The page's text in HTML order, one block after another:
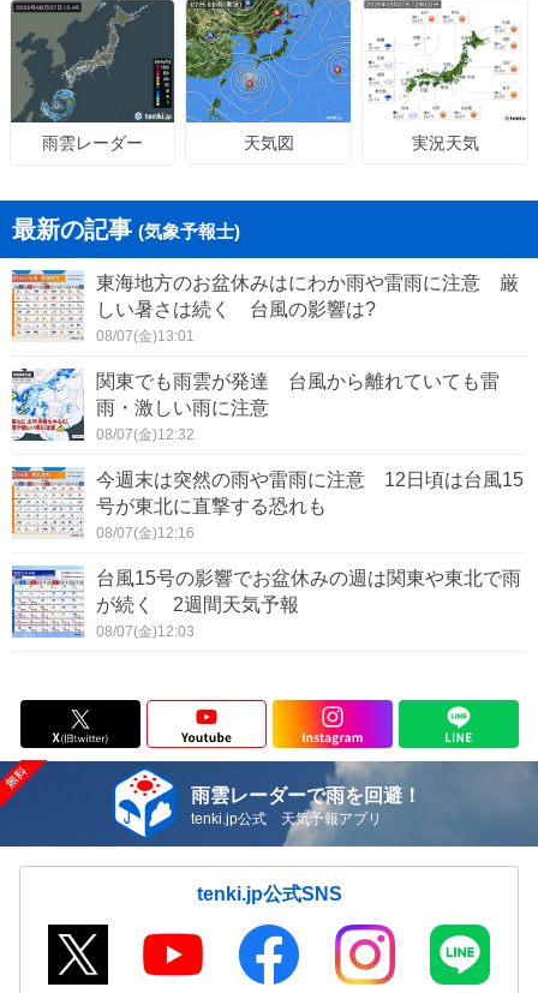
雨雲レーダー 天気図 実況天気
最新の記事 (気象予報士)
東海地方のお盆休みはにわか雨や雷雨に注意 厳
しい暑さは続く 台風の影響は?
08/07(金)13:01
関東でも雨雲が発達 台風から離れていても雷
雨・激しい雨に注意
08/07(金)12:32
今週末は突然の雨や雷雨に注意 12日頃は台風15
号が東北に直撃する恐れも
08/07(金)12:16
台風15号の影響でお盆休みの週は関東や東北で雨
が続く 2週間天気予報
08/07(金)12:03
雨雲レーダーで雨を回避！
tenki.jp公式 天気予報アプリ
tenki.jp公式SNS